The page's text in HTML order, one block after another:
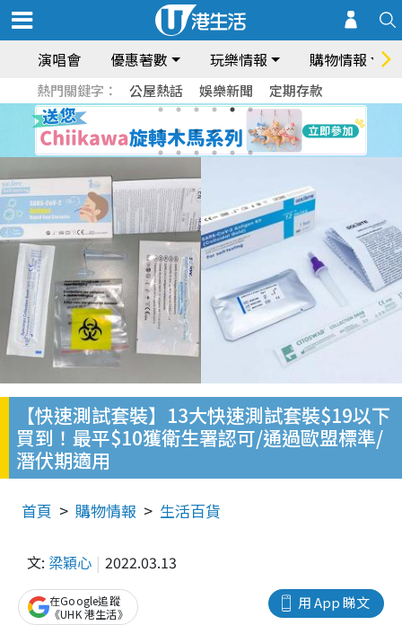
演唱會 優惠著數 玩樂情報 購物情報
熱門關鍵字： 公屋熱話 娛樂新聞 定期存款
【快速測試套裝】13大快速測試套裝$19以下
買到！最平$10獲衛生署認可/通過歐盟標準/
潛伏期適用
首頁 購物情報 生活百貨
文: 梁穎心 2022.03.13
用 App 睇文
在Google追蹤
《UHK 港生活》